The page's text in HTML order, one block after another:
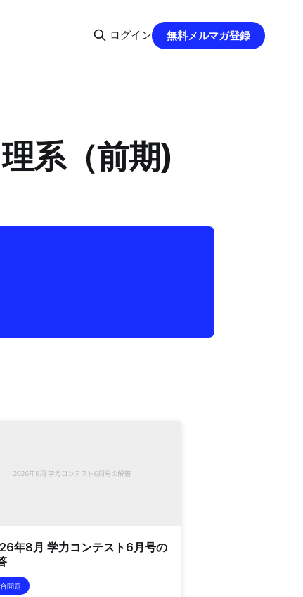
ログイン 無料メルマガ登録
系（前期)
年8月 学力コンテスト6月号の
問題